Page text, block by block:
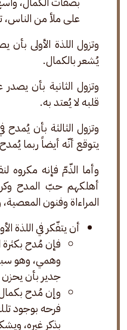
على ملأ من
وتزول اللذة الأولى بأن
يُشعر بالكمال.
وتزول الثانية بأن
قلبه لا يُعتد به.
وتزول الثالثة بأن يُمدح
يتوقع أنّه أيضاً ربما يُمدح
وأما الذّمّ فإنه مكروه
أهلكهم حبّ المدح
المراءاة وفنون
أن يتفّكر في اللذة
فإن مُدح بكثرة
وهمي، وهو
جدير بأن يحزن
وإن مُدح
فرحه بوجود
بذكر غيره،